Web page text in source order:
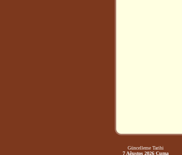
Güncelleme Tarihi
7 Ağustos 2026 Cuma